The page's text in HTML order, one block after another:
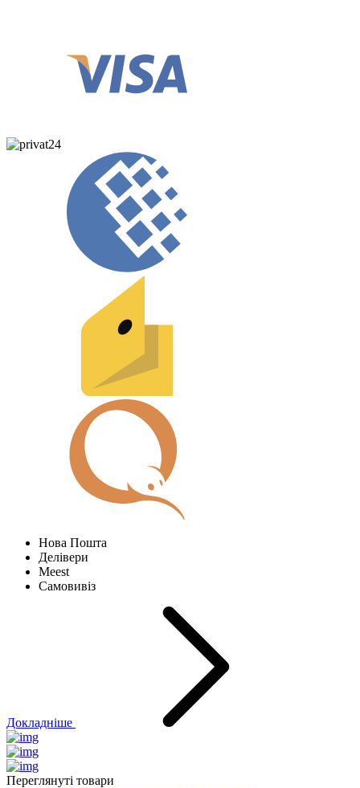
Нова Пошта
Делівери
Meest
Самовивіз
Докладніше
Переглянуті товари